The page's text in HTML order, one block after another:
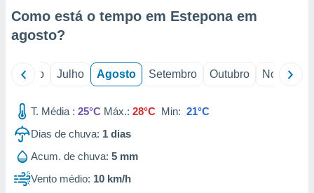
e
de
Como está o tempo em Estepona em
agosto?
Junho Julho Agosto Setembro Outubro Novembro
T. Média : 25°C Máx.: 28°C Min: 21°C
Dias de chuva: 1 dias
Acum. de chuva: 5 mm
Vento médio: 10 km/h